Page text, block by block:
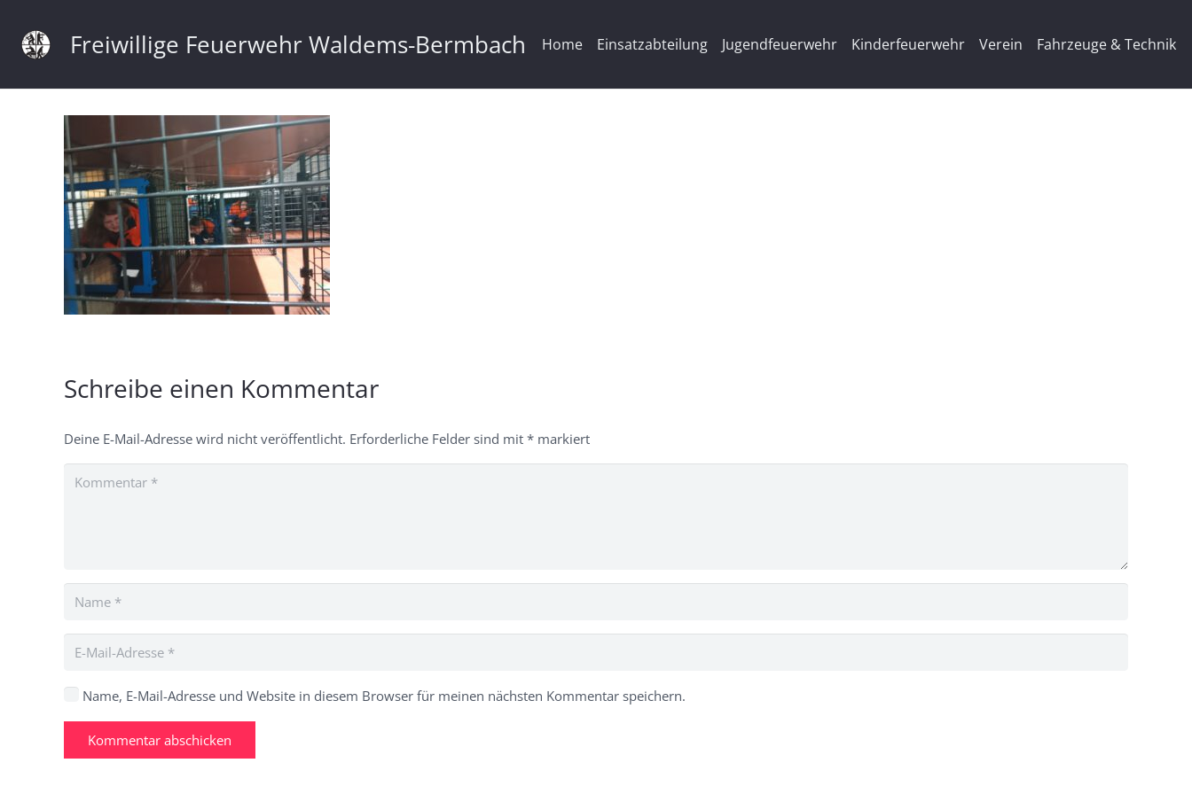
Freiwillige Feuerwehr Waldems-Bermbach Home Einsatzabteilung Jugendfeuerwehr Kinderfeuerwehr Verein Fahrzeuge & Technik
Schreibe einen Kommentar
Deine E-Mail-Adresse wird nicht veröffentlicht. Erforderliche Felder sind mit * markiert
Name, E-Mail-Adresse und Website in diesem Browser für meinen nächsten Kommentar speichern.
Kommentar abschicken